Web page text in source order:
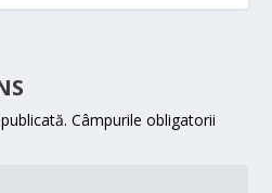
Câmpurile obligatorii